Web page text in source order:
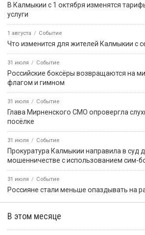
В Калмыкии с 1 октября изменятся
услуги
1 августа Событие
Что изменится для жителей Калмыкии с
31 июля Событие
Российские боксёры возвращаются на
флагом и гимном
31 июля Событие
Глава Мирненского СМО опровергла
посёлке
31 июля Событие
Прокуратура Калмыкии направила в суд
мошенничестве с использованием сим-
31 июля Событие
Россияне стали меньше опаздывать на
В этом месяце